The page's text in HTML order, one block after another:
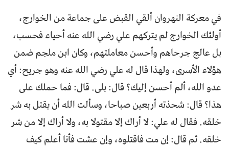
في معركة النهروان ألقي القبض على جماعة من الخوارج،
أولئك الخوارج لم يتركهم علي رضي الله عنه أحياء فحسب،
بل عالج جرحاهم وأحسن معاملتهم، وكان ابن ملجم ضمن
هؤلاء الأسرى، ولهذا قال له علي رضي الله عنه وهو جريح: أي
عدو الله، ألم أحسن إليك؟ قال: بلى. قال: فما حملك على
هذا؟ قال: شحذته أربعين صباحا، وسألت الله أن يقتل به شر
خلقه. فقال له علي: لا أراك إلا مقتولا به، ولا أراك إلا من شر
خلقه. ثم قال: إن مت فاقتلوه، وإن عشت فأنا أعلم كيف